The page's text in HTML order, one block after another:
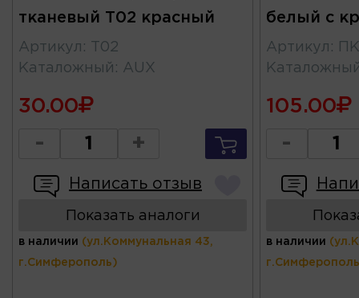
тканевый T02 красный
Артикул :
T02
Каталожный : AUX
30.00
- +
Написать отзыв
Показать аналоги
в наличии (ул.Коммунальная 43,
г.Симферополь)
белый c
Артикул :
105.00
-
в наличии